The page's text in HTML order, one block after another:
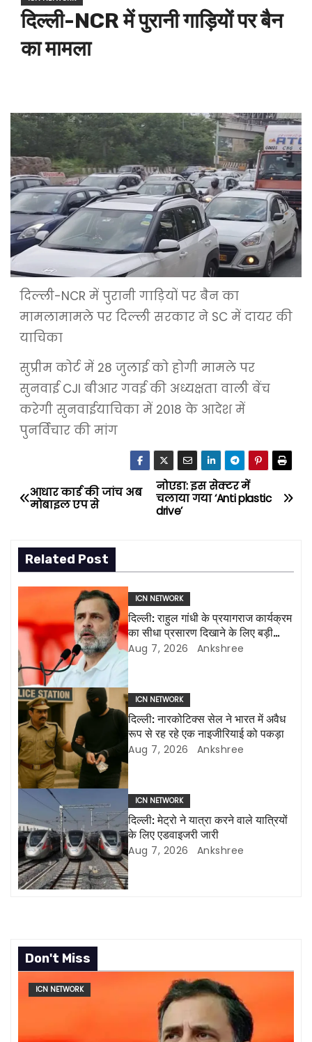
दिल्ली-NCR में पुरानी गाड़ियों पर बैन
का मामला
दिल्ली-NCR में पुरानी गाड़ियों पर बैन का
मामलामामले पर दिल्ली सरकार ने SC में दायर की
याचिका
सुप्रीम कोर्ट में 28 जुलाई को होगी मामले पर
सुनवाई CJI बीआर गवई की अध्यक्षता वाली बेंच
करेगी सुनवाईयाचिका में 2018 के आदेश में
पुनर्विचार की मांग
P
s
t
n
a
v
i
g
a
t
i
o
n
नोएडा: इस सेक्टर में
चलाया गया ‘Anti plastic
drive’
आधार कार्ड की जांच अब
मोबाइल एप से
Related Post
ICN NETWORK
दिल्ली: राहुल गांधी के प्रयागराज कार्यक्रम
का सीधा प्रसारण दिखाने के लिए बड़ी
एलईडी स्क्रीन लगाई जाएंगी
Aug 7, 2026 Ankshree
ICN NETWORK
दिल्ली: नारकोटिक्स सेल ने भारत में अवैध
रूप से रह रहे एक नाइजीरियाई को पकड़ा
Aug 7, 2026 Ankshree
ICN NETWORK
दिल्ली: मेट्रो ने यात्रा करने वाले यात्रियों
के लिए एडवाइजरी जारी
Aug 7, 2026 Ankshree
Don't Miss
ICN NETWORK